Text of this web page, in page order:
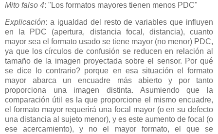
Mito falso 4: "Los formatos mayores tienen menos PDC"
Explicación: a igualdad del resto de variables que influyen
en la PDC (apertura, distancia focal, distancia), cuanto
mayor sea el formato usado se tiene mayor (no menor) PDC,
ya que los círculos de confusión se reducen en relación al
tamaño de la imagen proyectada sobre el sensor. Por qué
se dice lo contrario? porque en esa situación el formato
mayor abarca un encuadre más abierto y por tanto
proporciona una imagen distinta. Asumiendo que la
comparación útil es la que proporcione el mismo encuadre,
el formato mayor requerirá una focal mayor (o en su defecto
una distancia al sujeto menor), y es este aumento de focal (o
ese acercamiento), y no el mayor formato, el que se